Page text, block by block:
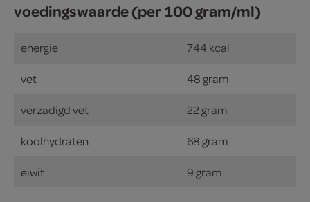
voedingswaarde (per 100 gram/ml)
energie 744 kcal
vet 48 gram
verzadigd vet 22 gram
koolhydraten 68 gram
eiwit 9 gram